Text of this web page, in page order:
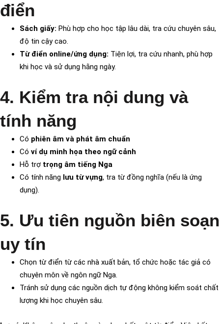
điển
Sách giấy: Phù hợp cho học tập lâu dài, tra cứu chuyên sâu,
độ tin cậy cao.
Từ điển online/ứng dụng: Tiện lợi, tra cứu nhanh, phù hợp
khi học và sử dụng hằng ngày.
4. Kiểm tra nội dung và
tính năng
Có phiên âm và phát âm chuẩn
Có ví dụ minh họa theo ngữ cảnh
Hỗ trợ trọng âm tiếng Nga
Có tính năng lưu từ vựng, tra từ đồng nghĩa (nếu là ứng
dụng).
5. Ưu tiên nguồn biên soạn
uy tín
Chọn từ điển từ các nhà xuất bản, tổ chức hoặc tác giả có
chuyên môn về ngôn ngữ Nga.
Tránh sử dụng các nguồn dịch tự động không kiểm soát chất
lượng khi học chuyên sâu.